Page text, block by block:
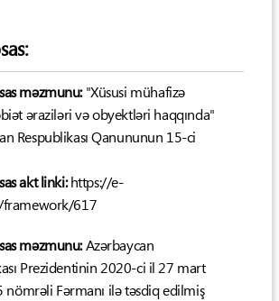
məzmunu:"Xüsusi mühafizə
əraziləri və obyektləri haqqında"
Respublikası Qanununun 15-ci
akt linki:https://e-
framework/617
məzmunu:Azərbaycan
Prezidentinin 2020-ci il 27 mart
nömrəli Fərmanı ilə təsdiq edilmiş